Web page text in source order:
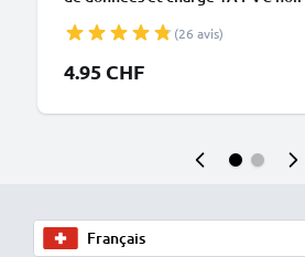
(26 avis)
4.95 CHF